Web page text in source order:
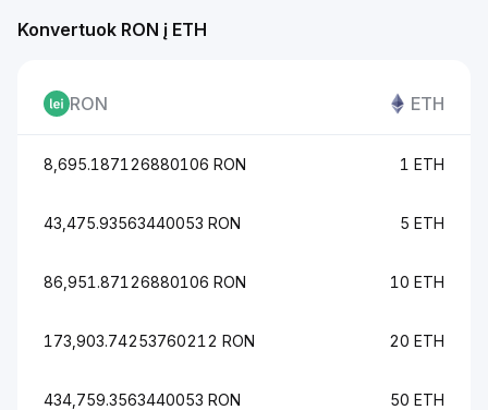
Konvertuok RON į ETH
RON ETH
8,695.187126880106 RON 1 ETH
43,475.93563440053 RON 5 ETH
86,951.87126880106 RON 10 ETH
173,903.74253760212 RON 20 ETH
434,759.3563440053 RON 50 ETH